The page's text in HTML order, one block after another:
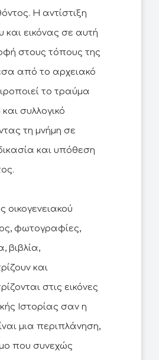
Η αντίστιξη
και εικόνας σε αυτή
στους τόπους της
από το αρχειακό
το τραύμα
συλλογικό
τη μνήμη σε
και υπόθεση
οικογενειακού
φωτογραφίες,
βιβλία,
και
στις εικόνες
Ιστορίας σαν η
μια περιπλάνηση,
που συνεχώς